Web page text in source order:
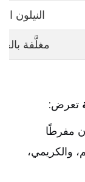
النيلون
مغلَّفة
تعرض:
مفرطًا
والكريمي،